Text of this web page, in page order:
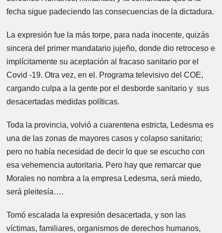
fecha sigue padeciendo las consecuencias de la dictadura.
La expresión fue la más torpe, para nada inocente, quizás
sincera del primer mandatario jujeño, donde dio retroceso e
implícitamente su aceptación al fracaso sanitario por el
Covid -19. Otra vez, en el. Programa televisivo del COE,
cargando culpa a la gente por el desborde sanitario y sus
desacertadas medidas políticas.
Toda la provincia, volvió a cuarentena estricta, Ledesma es
una de las zonas de mayores casos y colapso sanitario;
pero no había necesidad de decir lo que se escucho con
esa vehemencia autoritaria. Pero hay que remarcar que
Morales no nombra a la empresa Ledesma, será miedo,
será pleitesía….
Tomó escalada la expresión desacertada, y son las
víctimas, familiares, organismos de derechos humanos,